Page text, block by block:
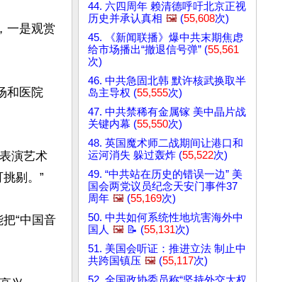
一是观赏
和医院
演艺术
剔。”
“中国音
44. 六四周年 赖清德呼吁北京正视
历史并承认真相 🖼️ (55,608次)
45. 《新闻联播》爆中共末期焦虑
给市场播出“撤退信号弹” (55,561
次)
46. 中共急固北韩 默许核武换取半
岛主导权 (55,555次)
47. 中共禁稀有金属镓 美中晶片战
关键内幕 (55,550次)
48. 英国魔术师二战期间让港口和
运河消失 躲过轰炸 (55,522次)
49. “中共站在历史的错误一边” 美
国会两党议员纪念天安门事件37
周年 🖼️ (55,169次)
50. 中共如何系统性地坑害海外中
国人 🖼️ 📝 (55,131次)
51. 美国会听证：推进立法 制止中
共跨国镇压 🖼️ (55,117次)